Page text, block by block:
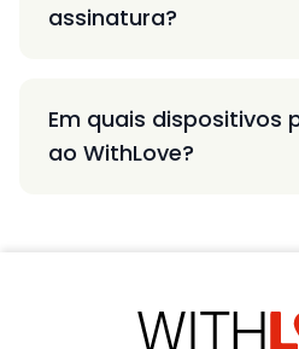
assinatura?
Em quais dispositivos
ao WithLove?